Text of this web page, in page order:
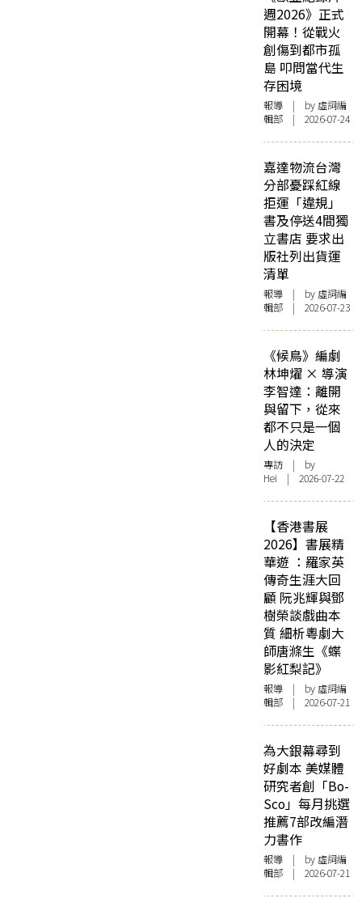
週2026》正式
開幕！從戰火
創傷到都市孤
島 叩問當代生
存困境
報導 | by 虛詞編
輯部 | 2026-07-24
嘉達物流台灣
分部憂踩紅線
拒運「違規」
書及停送4間獨
立書店 要求出
版社列出貨運
清單
報導 | by 虛詞編
輯部 | 2026-07-23
《候鳥》編劇
林坤燿 × 導演
李智達：離開
與留下，從來
都不只是一個
人的決定
專訪 | by
Hei | 2026-07-22
【香港書展
2026】書展精
華遊 ：羅家英
傳奇生涯大回
顧 阮兆輝與鄧
樹榮談戲曲本
質 細析粵劇大
師唐滌生《蝶
影紅梨記》
報導 | by 虛詞編
輯部 | 2026-07-21
為大銀幕尋到
好劇本 美媒體
研究者創「Bo-
Sco」每月挑選
推薦7部改編潛
力書作
報導 | by 虛詞編
輯部 | 2026-07-21